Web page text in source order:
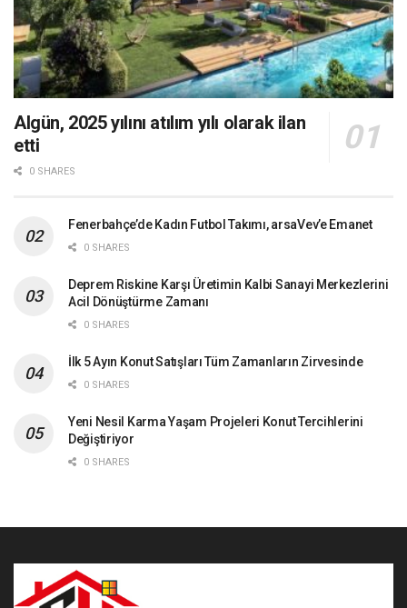
Algün, 2025 yılını atılım yılı olarak ilan
etti
0 SHARES
Fenerbahçe’de Kadın Futbol Takımı, arsaVev’e Emanet
0 SHARES
Deprem Riskine Karşı Üretimin Kalbi Sanayi Merkezlerini
Acil Dönüştürme Zamanı
0 SHARES
İlk 5 Ayın Konut Satışları Tüm Zamanların Zirvesinde
0 SHARES
Yeni Nesil Karma Yaşam Projeleri Konut Tercihlerini
Değiştiriyor
0 SHARES